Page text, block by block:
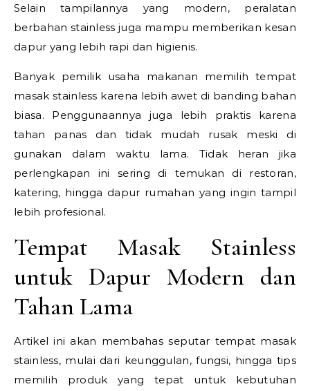
Selain tampilannya yang modern, peralatan
berbahan stainless juga mampu memberikan kesan
dapur yang lebih rapi dan higienis.
Banyak pemilik usaha makanan memilih tempat
masak stainless karena lebih awet di banding bahan
biasa. Penggunaannya juga lebih praktis karena
tahan panas dan tidak mudah rusak meski di
gunakan dalam waktu lama. Tidak heran jika
perlengkapan ini sering di temukan di restoran,
katering, hingga dapur rumahan yang ingin tampil
lebih profesional.
Tempat Masak Stainless
untuk Dapur Modern dan
Tahan Lama
Artikel ini akan membahas seputar tempat masak
stainless, mulai dari keunggulan, fungsi, hingga tips
memilih produk yang tepat untuk kebutuhan